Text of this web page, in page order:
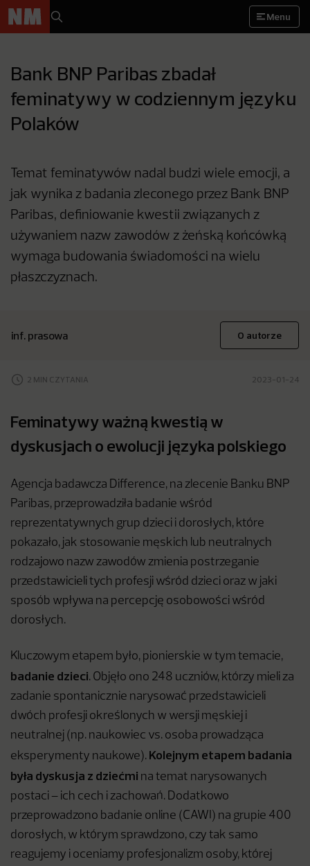
Menu
Bank BNP Paribas zbadał
feminatywy w codziennym języku
Polaków
Temat feminatywów nadal budzi wiele emocji, a
jak wynika z badania zleconego przez Bank BNP
Paribas, definiowanie kwestii związanych z
używaniem nazw zawodów z żeńską końcówką
wymaga budowania świadomości na wielu
płaszczyznach.
inf. prasowa O autorze
2 MIN CZYTANIA 2023-01-24
Feminatywy ważną kwestią w
dyskusjach o ewolucji języka polskiego
Agencja badawcza Difference, na zlecenie Banku BNP
Paribas, przeprowadziła badanie wśród
reprezentatywnych grup dzieci i dorosłych, które
pokazało, jak stosowanie męskich lub neutralnych
rodzajowo nazw zawodów zmienia postrzeganie
przedstawicieli tych profesji wśród dzieci oraz w jaki
sposób wpływa na percepcję osobowości wśród
dorosłych.
Kluczowym etapem było, pionierskie w tym temacie,
badanie dzieci. Objęło ono 248 uczniów, którzy mieli za
zadanie spontanicznie narysować przedstawicieli
dwóch profesji określonych w wersji męskiej i
neutralnej (np. naukowiec vs. osoba prowadząca
eksperymenty naukowe). Kolejnym etapem badania
była dyskusja z dziećmi na temat narysowanych
postaci – ich cech i zachowań. Dodatkowo
przeprowadzono badanie online (CAWI) na grupie 400
dorosłych, w którym sprawdzono, czy tak samo
reagujemy i oceniamy profesjonalizm osoby, której